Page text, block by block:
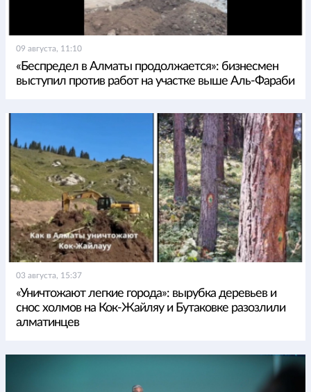
09 августа, 11:10
«Беспредел в Алматы продолжается»: бизнесмен
выступил против работ на участке выше Аль-Фараби
03 августа, 15:37
«Уничтожают легкие города»: вырубка деревьев и
снос холмов на Кок-Жайляу и Бутаковке разозлили
алматинцев